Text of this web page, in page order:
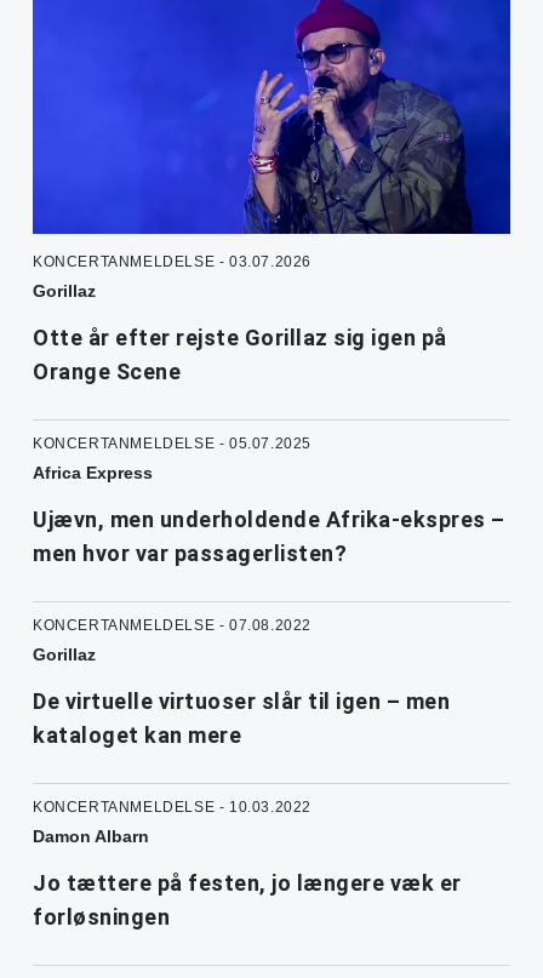
KONCERTANMELDELSE - 03.07.2026
Gorillaz
Otte år efter rejste Gorillaz sig igen på
Orange Scene
KONCERTANMELDELSE - 05.07.2025
Africa Express
Ujævn, men underholdende Afrika-ekspres –
men hvor var passagerlisten?
KONCERTANMELDELSE - 07.08.2022
Gorillaz
De virtuelle virtuoser slår til igen – men
kataloget kan mere
KONCERTANMELDELSE - 10.03.2022
Damon Albarn
Jo tættere på festen, jo længere væk er
forløsningen